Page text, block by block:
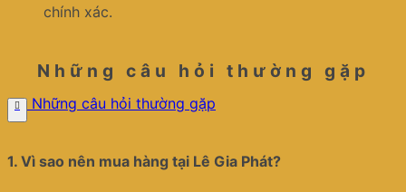
chính xác.
Những câu hỏi thường gặp
Những câu hỏi thường gặp
1. Vì sao nên mua hàng tại Lê Gia Phát?